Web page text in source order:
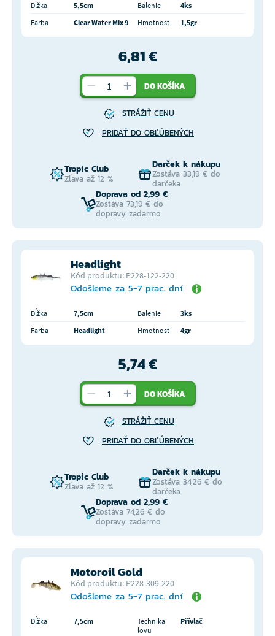
Dĺžka 5,5cm Balenie
4ks
Farba
Clear Water Mix 9 Hmotnosť 1,5gr
6,81 €
DO KOŠÍKA
STRÁŽIŤ CENU
PRIDAŤ DO OBĽÚBENÝCH
Tropic Club
Zľava až 12 %
Darček k nákupu
Zostáva 33,19 € do
darčeka
Doprava od 2,99 €
Zostáva 73,19 € do
dopravy zadarmo
Headlight
Kód produktu: P228-122-220
Odošleme za 5-7 prac. dní
Dĺžka 7,5cm Balenie
3ks
Farba
Headlight Hmotnosť 4gr
5,74 €
DO KOŠÍKA
STRÁŽIŤ CENU
PRIDAŤ DO OBĽÚBENÝCH
Tropic Club
Zľava až 12 %
Darček k nákupu
Zostáva 34,26 € do
darčeka
Doprava od 2,99 €
Zostáva 74,26 € do
dopravy zadarmo
Motoroil Gold
Kód produktu: P228-309-220
Odošleme za 5-7 prac. dní
Dĺžka 7,5cm
Technika
lovu
Přívlač